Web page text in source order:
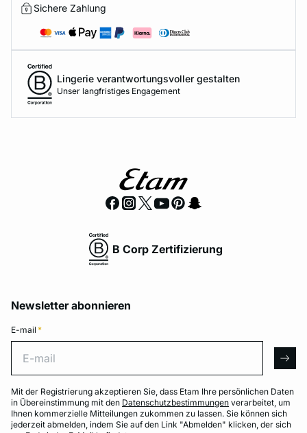
Sichere Zahlung
Lingerie verantwortungsvoller gestalten
Unser langfristiges Engagement
B Corp Zertifizierung
Newsletter abonnieren
E-mail *
Mit der Registrierung akzeptieren Sie, dass Etam Ihre persönlichen Daten
in Übereinstimmung mit den Datenschutzbestimmungen verarbeitet, um
Ihnen kommerzielle Mitteilungen zukommen zu lassen. Sie können sich
jederzeit abmelden, indem Sie auf den Link "Abmelden" klicken, der sich